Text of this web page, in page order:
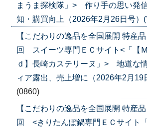
まうま探検隊」> 作り手の思い発
知・購買向上（2026年2月26日号）
【こだわりの逸品を全国展開 特産
回 スイーツ専門ＥＣサイト<「【
ｄ】長崎カステリーヌ」> 地道な
ィア露出、売上増に（2026年2月19
(0860)
【こだわりの逸品を全国展開 特産
回 <きりたんぽ鍋専門ＥＣサイト